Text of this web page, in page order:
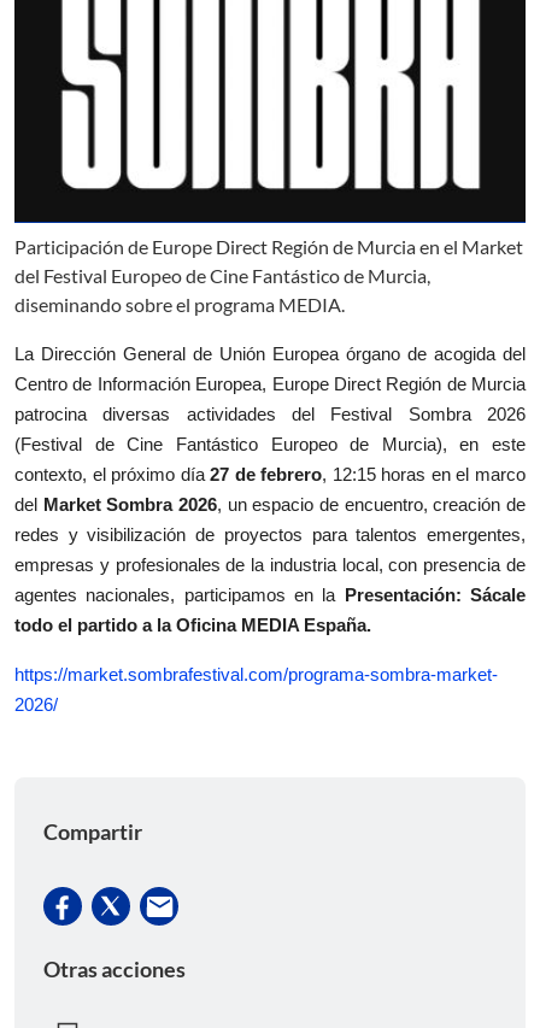
Participación de Europe Direct Región de Murcia en el Market
del Festival Europeo de Cine Fantástico de Murcia,
diseminando sobre el programa MEDIA.
La Dirección General de Unión Europea órgano de acogida del
Centro de Información Europea, Europe Direct Región de Murcia
patrocina diversas actividades del Festival Sombra 2026
(Festival de Cine Fantástico Europeo de Murcia), en este
contexto, el próximo día27 de febrero, 12:15 horas en el marco
del Market Sombra 2026, un espacio de encuentro, creación de
redes y visibilización de proyectos para talentos emergentes,
empresas y profesionales de la industria local, con presencia de
agentes nacionales, participamos en la Presentación: Sácale
todo el partido a la Oficina MEDIA España.
https://market.sombrafestival.com/programa-sombra-market-
2026/
Compartir
Otras acciones